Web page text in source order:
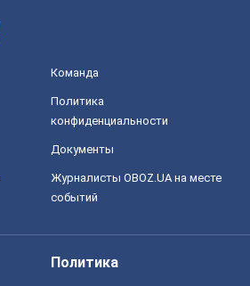
Команда
Политика
конфиденциальности
Документы
Журналисты OBOZ.UA на месте
событий
Политика